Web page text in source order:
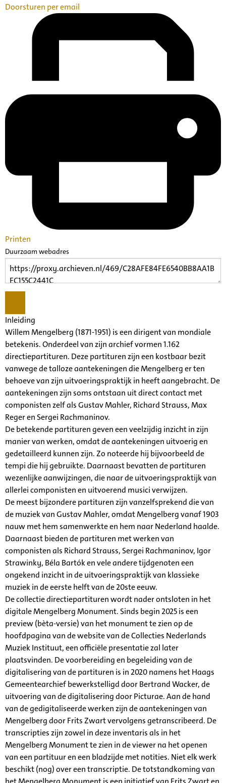
Doorsturen per email
Printen
Duurzaam webadres
Inleiding
Willem Mengelberg (1871-1951) is een dirigent van mondiale
betekenis. Onderdeel van zijn archief vormen 1.162
directiepartituren. Deze partituren zijn een kostbaar bezit
vanwege de talloze aantekeningen die Mengelberg er ten
behoeve van zijn uitvoeringspraktijk in heeft aangebracht. De
aantekeningen zijn soms ontstaan uit direct contact met
componisten zelf als Gustav Mahler, Richard Strauss, Max
Reger en Sergei Rachmaninov.
De betekende partituren geven een veelzijdig inzicht in zijn
manier van werken, omdat de aantekeningen uitvoerig en
gedetailleerd kunnen zijn. Zo noteerde hij bijvoorbeeld de
tempi die hij gebruikte. Daarnaast bevatten de partituren
wezenlijke aanwijzingen, die naar de uitvoeringspraktijk van
allerlei componisten en uitvoerend musici verwijzen.
De meest bijzondere partituren zijn vanzelfsprekend die van
de muziek van Gustav Mahler, omdat Mengelberg vanaf 1903
nauw met hem samenwerkte en hem naar Nederland haalde.
Daarnaast bieden de partituren met werken van
componisten als Richard Strauss, Sergei Rachmaninov, Igor
Strawinky, Béla Bartók en vele andere tijdgenoten een
ongekend inzicht in de uitvoeringspraktijk van klassieke
muziek in de eerste helft van de 20ste eeuw.
De collectie directiepartituren wordt nader ontsloten in het
digitale Mengelberg Monument. Sinds begin 2025 is een
preview (bèta-versie) van het monument te zien op de
hoofdpagina van de website van de Collecties Nederlands
Muziek Instituut, een officiële presentatie zal later
plaatsvinden. De voorbereiding en begeleiding van de
digitalisering van de partituren is in 2020 namens het Haags
Gemeentearchief bewerkstelligd door Bertrand Wacker, de
uitvoering van de digitalisering door Picturae. Aan de hand
van de gedigitaliseerde werken zijn de aantekeningen van
Mengelberg door Frits Zwart vervolgens getranscribeerd. De
transcripties zijn zowel in deze inventaris als in het
Mengelberg Monument te zien in de viewer na het openen
van een partituur en een bladzijde met notities. Niet elk werk
beschikt (nog) over een transcriptie. De totstandkoming van